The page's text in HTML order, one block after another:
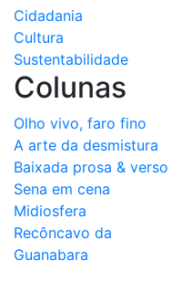
Cidadania
Cultura
Sustentabilidade
Colunas
Olho vivo, faro fino
A arte da desmistura
Baixada prosa & verso
Sena em cena
Midiosfera
Recôncavo da
Guanabara